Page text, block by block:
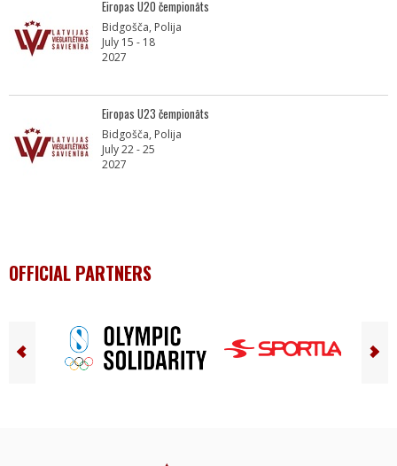
Eiropas U20 čempionāts
Bidgošča, Polija
July 15 - 18
2027
Eiropas U23 čempionāts
Bidgošča, Polija
July 22 - 25
2027
OFFICIAL PARTNERS